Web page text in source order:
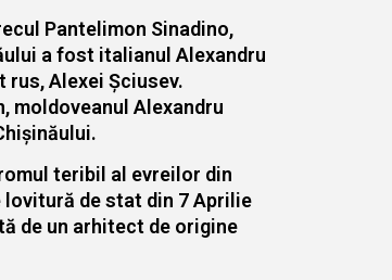
Pantelimon Sinadino,
a fost italianul Alexandru
Alexei Șciusev.
moldoveanul Alexandru
teribil al evreilor din
lovitură de stat din 7 Aprilie
de un arhitect de origine